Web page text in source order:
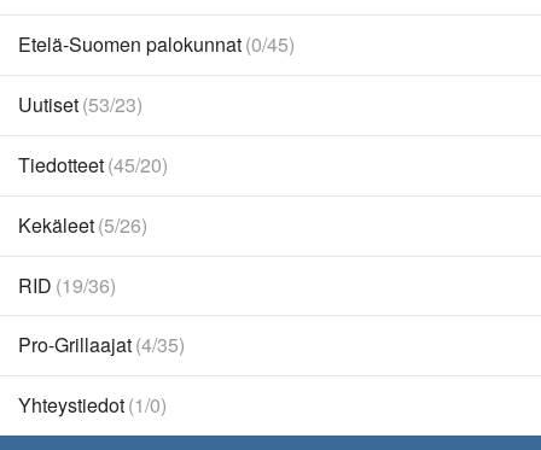
Etelä-Suomen palokunnat(0/45)
Uutiset(53/23)
Tiedotteet(45/20)
Kekäleet(5/26)
RID (19/36)
Pro-Grillaajat(4/35)
Yhteystiedot(1/0)